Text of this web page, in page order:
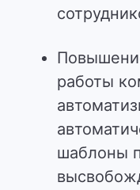
работы
шаблоны